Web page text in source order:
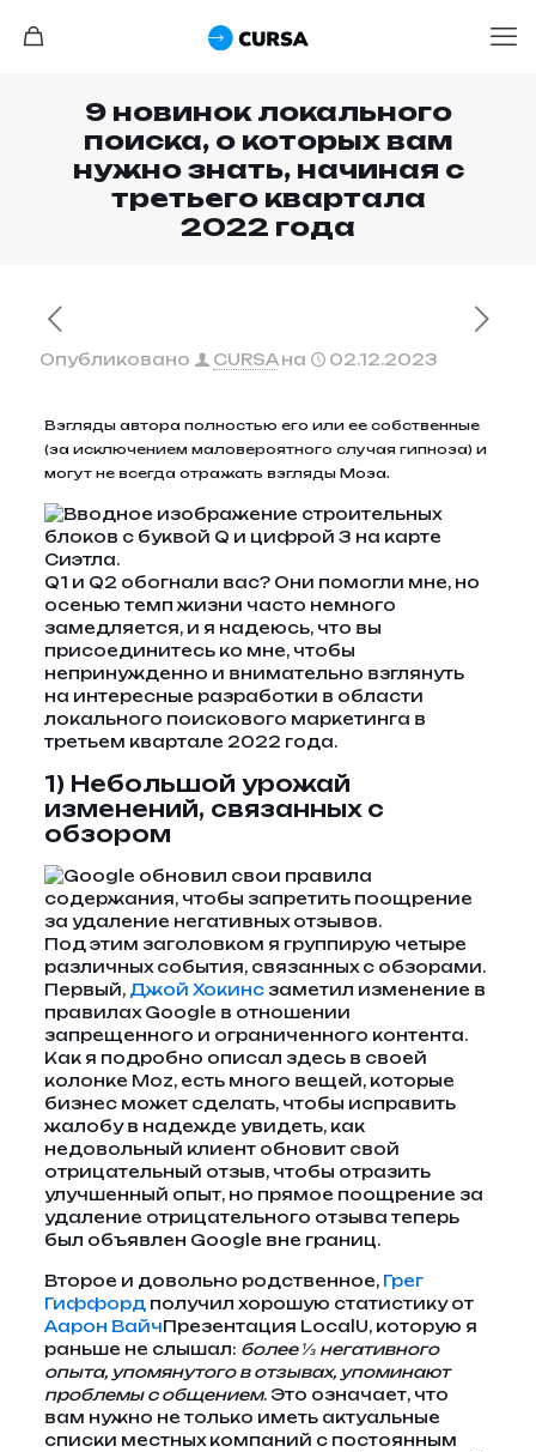
9 новинок локального
поиска, о которых вам
нужно знать, начиная с
третьего квартала
2022 года
Опубликовано CURSA на 02.12.2023
Взгляды автора полностью его или ее собственные
(за исключением маловероятного случая гипноза) и
могут не всегда отражать взгляды Моза.
Q1 и Q2 обогнали вас? Они помогли мне, но
осенью темп жизни часто немного
замедляется, и я надеюсь, что вы
присоединитесь ко мне, чтобы
непринужденно и внимательно взглянуть
на интересные разработки в области
локального поискового маркетинга в
третьем квартале 2022 года.
1) Небольшой урожай
изменений, связанных с
обзором
Под этим заголовком я группирую четыре
различных события, связанных с обзорами.
Первый, Джой Хокинсзаметил изменение в
правилах Google в отношении
запрещенного и ограниченного контента.
Как я подробно описал здесь в своей
колонке Moz, есть много вещей, которые
бизнес может сделать, чтобы исправить
жалобу в надежде увидеть, как
недовольный клиент обновит свой
отрицательный отзыв, чтобы отразить
улучшенный опыт, но прямое поощрение за
удаление отрицательного отзыва теперь
был объявлен Google вне границ.
Второе и довольно родственное, Грег
Гиффордполучил хорошую статистику от
Аарон ВайчПрезентация LocalU, которую я
раньше не слышал: более ⅓ негативного
опыта, упомянутого в отзывах, упоминают
проблемы с общением. Это означает, что
вам нужно не только иметь актуальные
списки местных компаний с постоянным